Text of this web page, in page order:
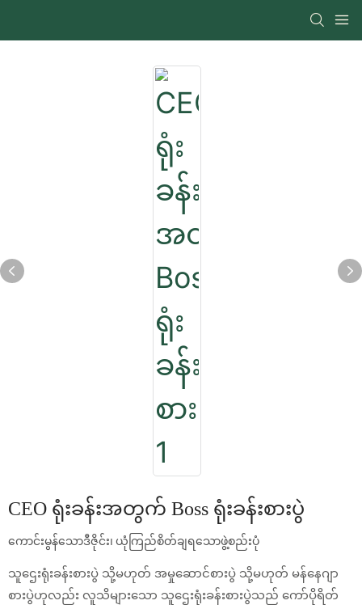
CEO ရုံးခန်းအတွက် Boss ရုံးခန်းစားပွဲ
ကောင်းမွန်သောဒီဇိုင်း၊ ယုံကြည်စိတ်ချရသောဖွဲ့စည်းပုံ
သူဌေးရုံးခန်းစားပွဲ သို့မဟုတ် အမှုဆောင်စားပွဲ သို့မဟုတ် မန်နေဂျာ
စားပွဲဟုလည်း လူသိများသော သူဌေးရုံးခန်းစားပွဲသည် ကော်ပိုရိတ်